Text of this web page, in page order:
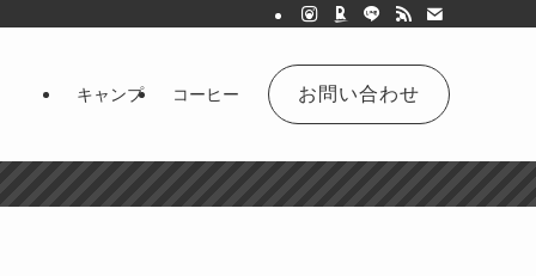
キャンプ コーヒー お問い合わせ